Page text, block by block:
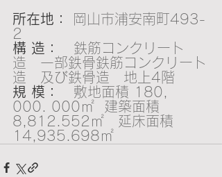
所在地：
岡山市浦安南町493-
2
構 造：
   鉄筋コンクリー卜
造　一部鉄骨鉄筋コンクリー卜
造　及び鉄骨造　地上4階
規 模：
   敷地面積 180,
000. 000㎡  建築面積
8,812.552㎡　延床面積
14,935.698㎡